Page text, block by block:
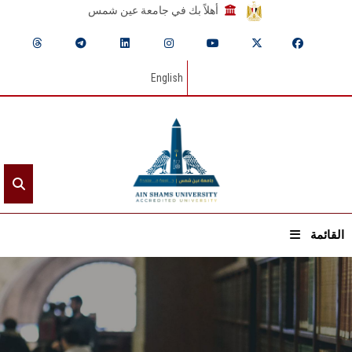
أهلاً بك في جامعة عين شمس
English
القائمة
الرئيسيـة
عن الجامعة